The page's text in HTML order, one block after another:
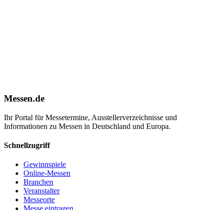
Messen.de
Ihr Portal für Messetermine, Ausstellerverzeichnisse und
Informationen zu Messen in Deutschland und Europa.
Schnellzugriff
Gewinnspiele
Online-Messen
Branchen
Veranstalter
Messeorte